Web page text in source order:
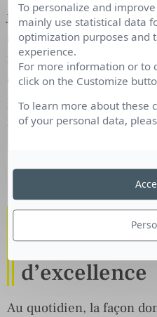
jour. Échanger avec ses
s’inspirer par tout ce qui
rencontre, une
conférence, une visite…
parfois là où on ne les
n’est pas une option.
Lire le
3 piliers
d’excellence
Au quotidien, la façon
To personalize and
mainly use statistical data
optimization purposes and
experience.
For more information or to
click on the Customize
To learn more about these
of your personal data,